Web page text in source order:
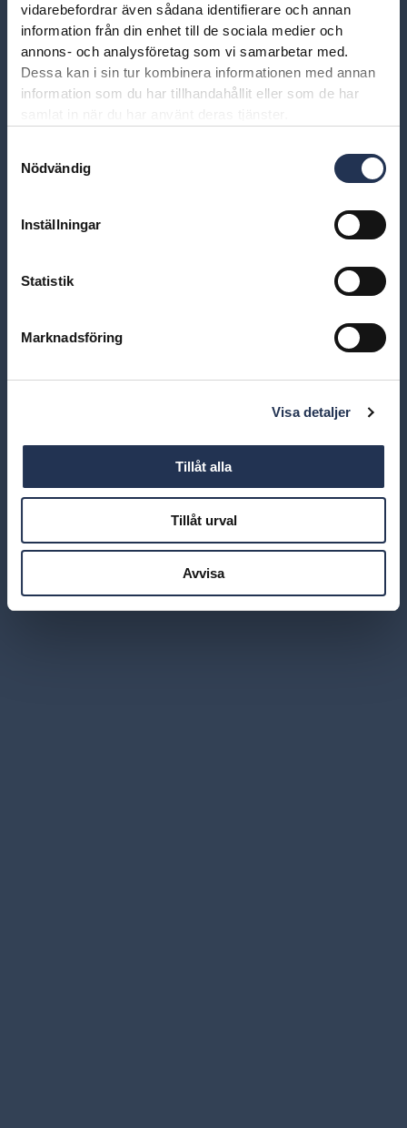
vidarebefordrar även sådana identifierare och annan
information från din enhet till de sociala medier och
annons- och analysföretag som vi samarbetar med.
Dessa kan i sin tur kombinera informationen med annan
information som du har tillhandahållit eller som de har
Nödvändig
Inställningar
Statistik
Marknadsföring
Visa detaljer
Tillåt alla
Tillåt urval
Avvisa